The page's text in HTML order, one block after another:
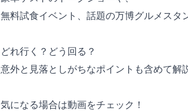
無料試食イベント、話題の万博グルメスタ
どれ行く？どう回る？
意外と見落としがちなポイントも含めて解
気になる場合は動画をチェック！